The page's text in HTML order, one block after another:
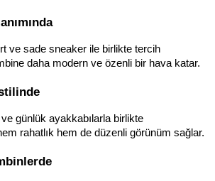
ve sade sneaker ile birlikte tercih
daha modern ve özenli bir hava katar.
günlük ayakkabılarla birlikte
rahatlık hem de düzenli görünüm sağlar.